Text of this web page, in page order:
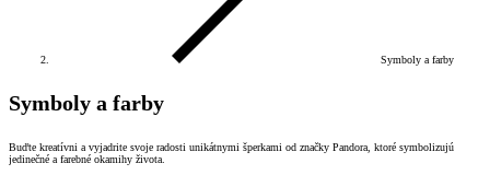
Symboly a farby
Symboly a farby
Buďte kreatívni a vyjadrite svoje radosti unikátnymi šperkami od značky Pandora, ktoré symbolizujú
jedinečné a farebné okamihy života.